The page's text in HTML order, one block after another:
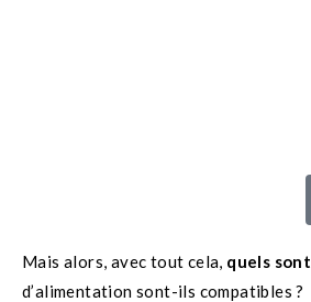
Mais alors, avec tout cela, quels
d’alimentation sont-ils compatibles ?